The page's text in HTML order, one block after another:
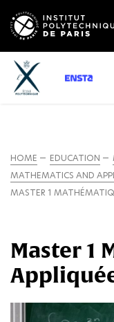
HOME EDUCATION
MATHEMATICS AND
MASTER 1
Master 1